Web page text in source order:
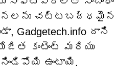
చట్టబద్ధమైన
దాని
కంటెంట్ మరియు
ఉంటాయి.